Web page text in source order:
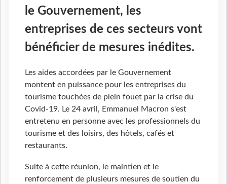
le Gouvernement, les
entreprises de ces secteurs vont
bénéficier de mesures inédites.
Les aides accordées par le Gouvernement
montent en puissance pour les entreprises du
tourisme touchées de plein fouet par la crise du
Covid-19. Le 24 avril, Emmanuel Macron s'est
entretenu en personne avec les professionnels du
tourisme et des loisirs, des hôtels, cafés et
restaurants.
Suite à cette réunion, le maintien et le
renforcement de plusieurs mesures de soutien du